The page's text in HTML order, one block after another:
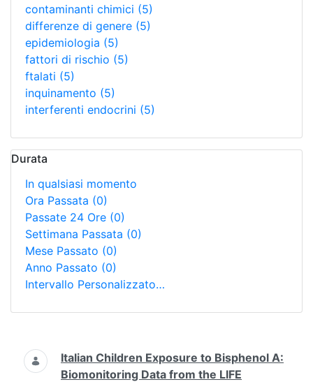
contaminanti chimici (5)
differenze di genere (5)
epidemiologia (5)
fattori di rischio (5)
ftalati (5)
inquinamento (5)
interferenti endocrini (5)
Durata
In qualsiasi momento
Ora Passata (0)
Passate 24 Ore (0)
Settimana Passata (0)
Mese Passato (0)
Anno Passato (0)
Intervallo Personalizzato…
Ricerca
Italian Children Exposure to Bisphenol A:
Biomonitoring Data from the LIFE